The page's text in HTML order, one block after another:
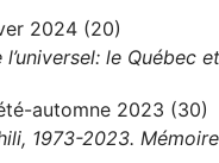
2024 (20)
le Québec
automne 2023 (30)
1973-2023.